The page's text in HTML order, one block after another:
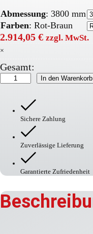
Abmessung: 3800 mm
Farben: Rot-Braun
2.914,05 € zzgl. MwSt.
×
Gesamt:
GAMMA
Berliner
Menge
In den Warenkorb
Sichere Zahlung
Zuverlässige Lieferung
Garantierte Zufriedenheit